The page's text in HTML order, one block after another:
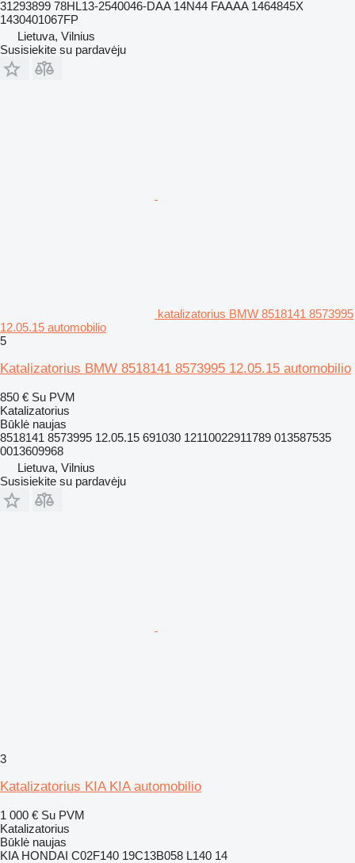
31293899 78HL13-2540046-DAA 14N44 FAAAA 1464845X
1430401067FP
Lietuva, Vilnius
Susisiekite su pardavėju
katalizatorius BMW 8518141 8573995
12.05.15 automobilio
5
Katalizatorius BMW 8518141 8573995 12.05.15 automobilio
850 € Su PVM
Katalizatorius
Būklė naujas
8518141 8573995 12.05.15 691030 12110022911789 013587535
0013609968
Lietuva, Vilnius
Susisiekite su pardavėju
3
Katalizatorius KIA KIA automobilio
1 000 € Su PVM
Katalizatorius
Būklė naujas
KIA HONDAI C02F140 19C13B058 L140 14